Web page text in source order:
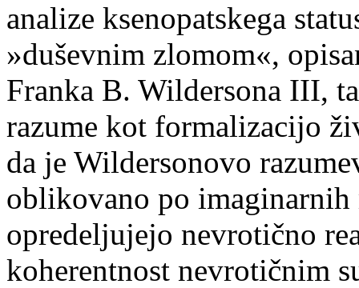
analize ksenopatskega
»duševnim zlomom«,
Franka B. Wildersona III,
razume kot formalizacijo
da je Wildersonovo
oblikovano po
opredeljujejo nevrotično
koherentnost nevrotičnim